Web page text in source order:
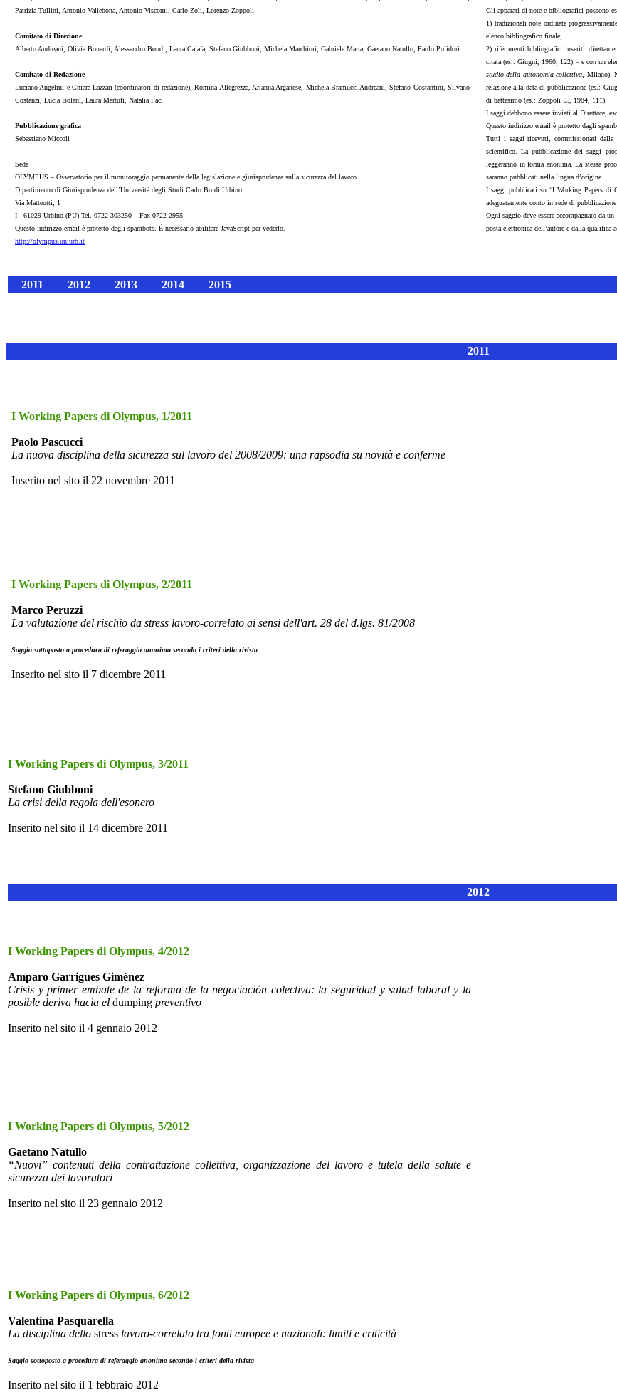
Patrizia Tullini, Antonio Vallebona, Antonio Viscomi, Carlo Zoli, Lorenzo Zoppoli
Comitato di Direzione
Alberto Andreani, Olivia Bonardi, Alessandro Bondi, Laura Calafà, Stefano Giubboni, Michela Marchiori, Gabriele Marra, Gaetano Natullo, Paolo Polidori.
Comitato di Redazione
Luciano Angelini e Chiara Lazzari (coordinatori di redazione), Romina Allegrezza, Arianna Arganese, Michela Bramucci Andreani, Stefano Costantini, Silvano
Costanzi, Lucia Isolani, Laura Martufi, Natalia Paci
Pubblicazione grafica
Sebastiano Miccoli
Sede
OLYMPUS – Osservatorio per il monitoraggio permanente della legislazione e giurisprudenza sulla sicurezza del lavoro
Dipartimento di Giurisprudenza dell’Università degli Studi Carlo Bo di Urbino
Via Matteotti, 1
I - 61029 Urbino (PU) Tel. 0722 303250 – Fax 0722 2955
Questo indirizzo email è protetto dagli spambots. È necessario abilitare JavaScript per vederlo.
http://olympus.uniurb.it
Gli apparati di note e bibliografici possono
1) tradizionali note ordinate
elenco bibliografico finale;
2) riferimenti bibliografici inseriti
citata (es.: Giugni, 1960, 122) – e con un
studio della autonomia collettiva , Milano).
relazione alla data di pubblicazione (es.:
di battesimo (es.: Zoppoli L., 1984, 111).
I saggi debbono essere inviati al Direttore,
Questo indirizzo email è protetto dagli
Tutti i saggi ricevuti, commissionati dalla
scientifico. La pubblicazione dei saggi
leggeranno in forma anonima. La stessa
saranno pubblicati nella lingua d’origine.
I saggi pubblicati su “I Working Papers di
adeguatamente conto in sede di pubblicazione
Ogni saggio deve essere accompagnato da un
posta elettronica dell’autore e dalla qualifica
2011 2012 2013 2014 2015
2011
I Working Papers di Olympus, 1/2011
Paolo Pascucci
La nuova disciplina della sicurezza sul lavoro del 2008/2009: una rapsodia su novità e conferme
Inserito nel sito il 22 novembre 2011
I Working Papers di Olympus, 2/2011
Marco Peruzzi
La valutazione del rischio da stress lavoro-correlato ai sensi dell'art. 28 del d.lgs. 81/2008
Saggio sottoposto a procedura di referaggio anonimo secondo i criteri della rivista
Inserito nel sito il 7 dicembre 2011
I Working Papers di Olympus, 3/2011
Stefano Giubboni
La crisi della regola dell'esonero
Inserito nel sito il 14 dicembre 2011
2012
I Working Papers di Olympus, 4/2012
Amparo Garrigues Giménez
Crisis y primer embate de la reforma de la negociaciόn colectiva: la seguridad y salud laboral y la
posible deriva hacia el dumping preventivo
Inserito nel sito il 4 gennaio 2012
I Working Papers di Olympus, 5/2012
Gaetano Natullo
“Nuovi” contenuti della contrattazione collettiva, organizzazione del lavoro e tutela della salute e
sicurezza dei lavoratori
Inserito nel sito il 23 gennaio 2012
I Working Papers di Olympus, 6/2012
Valentina Pasquarella
La disciplina dello stress lavoro-correlato tra fonti europee e nazionali: limiti e criticità
Saggio sottoposto a procedura di referaggio anonimo secondo i criteri della rivista
Inserito nel sito il 1 febbraio 2012